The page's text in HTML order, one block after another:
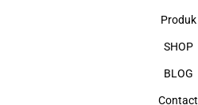
Produk
SHOP
BLOG
Contact